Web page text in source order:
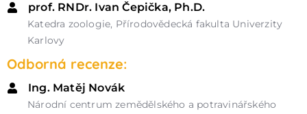
prof. RNDr. Ivan Čepička, Ph.D.
Katedra zoologie, Přírodovědecká fakulta Univerzity
Karlovy
Odborná recenze:
Ing. Matěj Novák
Národní centrum zemědělského a potravinářského